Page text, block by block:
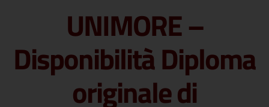
UNIMORE –
Disponibilità Diploma
originale di